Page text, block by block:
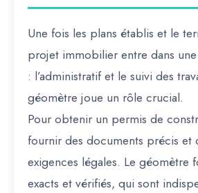
Une fois les plans établis et le
projet immobilier entre dans
: l’administratif et le suivi des
géomètre joue un rôle crucial.
Pour obtenir un permis de
fournir des documents précis et
exigences légales. Le géomètre
exacts et vérifiés, qui sont